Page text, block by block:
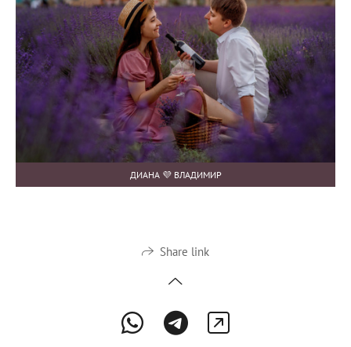
ДИАНА 💜 ВЛАДИМИР
Share link